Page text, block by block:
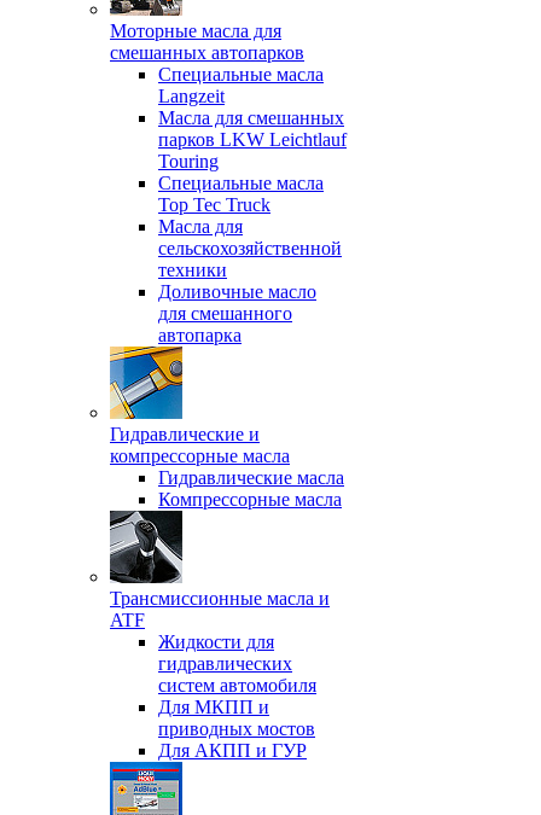
Моторные масла для
смешанных автопарков
Специальные масла
Langzeit
Масла для смешанных
парков LKW Leichtlauf
Touring
Специальные масла
Top Tec Truck
Масла для
сельскохозяйственной
техники
Доливочные масло
для смешанного
автопарка
Гидравлические и
компрессорные масла
Гидравлические масла
Компрессорные масла
Трансмиссионные масла и
ATF
Жидкости для
гидравлических
систем автомобиля
Для МКПП и
приводных мостов
Для АКПП и ГУР